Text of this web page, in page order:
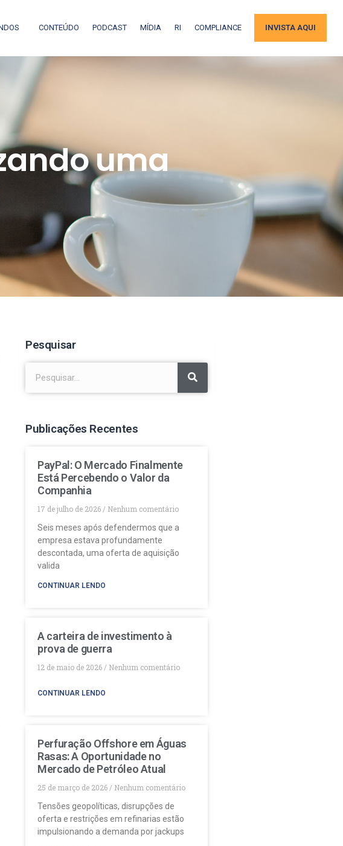
CONTEÚDO PODCAST MÍDIA RI COMPLIANCE INVISTA AQUI
uma
Pesquisar
Publicações Recentes
PayPal: O Mercado Finalmente
Está Percebendo o Valor da
Companhia
17 de julho de 2026
Nenhum comentário
Seis meses após defendermos que a
empresa estava profundamente
descontada, uma oferta de aquisição
valida
CONTINUAR LENDO
A carteira de investimento à
prova de guerra
12 de maio de 2026 Nenhum comentário
CONTINUAR LENDO
Perfuração Offshore em Águas
Rasas: A Oportunidade no
Mercado de Petróleo Atual
25 de março de 2026
Nenhum comentário
Tensões geopolíticas, disrupções de
oferta e restrições em refinarias estão
impulsionando a demanda por jackups